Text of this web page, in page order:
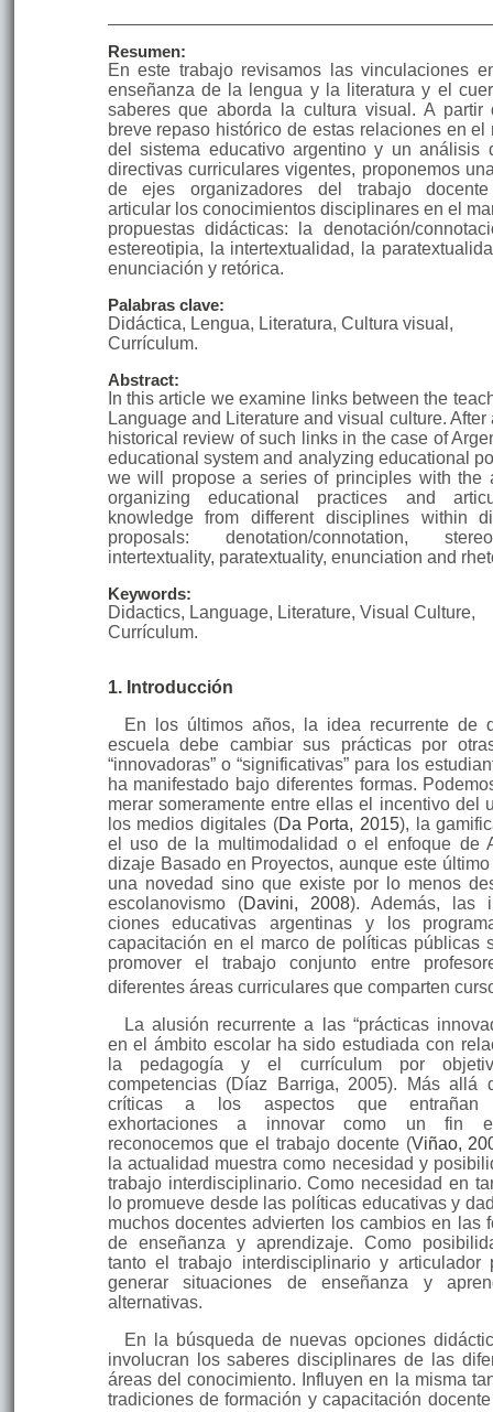
Resumen:
En este trabajo revisamos las vinculaciones
enseñanza de la lengua y la literatura y el
saberes que aborda la cultura visual. A partir
breve repaso histórico de estas relaciones en el
del sistema educativo argentino y un análisis
directivas curriculares vigentes, propo­nemos
de ejes organizadores del trabajo
articular los conocimientos disciplinares en el
propuestas didácticas: la denotación/
estereotipia, la intertextualidad, la
enunciación y retórica.
Palabras clave:
Didáctica, Lengua, Literatura, Cultura visual,
Currículum.
Abstract:
In this article we examine links between the
Language and Literature and visual culture. After
historical review of such links in the case of
educational system and analyzing educational
we will propose a series of principles with the
organizing educational practices and
knowledge from different disciplines within
proposals: denotation/connotation,
intertextuality, paratextuality, enunciation and
Keywords:
Didactics, Language, Literature, Visual Culture,
Currículum.
1. Introducción
En los últimos años, la idea recurrente de
escuela debe cambiar sus prácti­cas por
“innovadoras” o “significativas” para los
ha manifes­tado bajo diferentes formas.
merar someramente entre ellas el incentivo del
los medios digita­les (Da Porta, 2015), la
el uso de la multimodalidad o el enfoque de
dizaje Basado en Proyectos, aunque este
una novedad sino que existe por lo menos
escolanovismo (Davini, 2008). Además, las
ciones educativas ar­gentinas y los
capacitación en el marco de políticas públicas
promover el trabajo conjunto entre
diferen­tes áreas curriculares que comparten
La alusión recurrente a las “prácticas
en el ámbito escolar ha sido estudiada con
la pedagogía y el currículum por
competencias (Díaz Barriga, 2005). Más allá
críticas a los aspectos que entrañan
exhortaciones a innovar como un fin
reconocemos que el trabajo docente (Viñao,
la actualidad muestra como necesidad y
trabajo interdisciplinario. Como necesidad en
lo promueve desde las políticas educativas y
muchos docentes advierten los cambios en las
de enseñanza y aprendizaje. Como
tanto el trabajo interdisciplinario y articulador
generar situaciones de enseñanza y
alternativas.
En la búsqueda de nuevas opcio­nes
involucran los saberes dis­ciplinares de las
áreas del conocimiento. Influyen en la misma
tradiciones de formación y capacitación